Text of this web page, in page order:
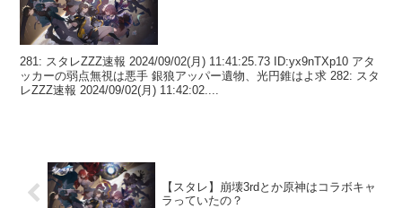
281: スタレZZZ速報 2024/09/02(月) 11:41:25.73 ID:yx9nTXp10 アタ
ッカーの弱点無視は悪手 銀狼アッパー遺物、光円錐はよ求 282: スタ
レZZZ速報 2024/09/02(月) 11:42:02....
【スタレ】崩壊3rdとか原神はコラボキャ
ラっていたの？